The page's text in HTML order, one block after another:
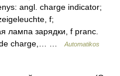
angl. charge indicator;
f;
лампа зарядки, f pranc.
de charge,… …
Automatikos